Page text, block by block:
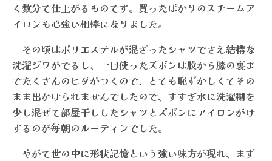
く数分で仕上がるものです。買ったばかりのスチームア
イロンも心強い相棒になりました。
その頃はポリエステルが混ざったシャツでさえ結構な
洗濯ジワがでるし、一日使ったズボンは股から膝の裏ま
でたくさんのヒダがつくので、とても恥ずかしくてその
まま出かけられませんでしたので、すすぎ水に洗濯糊を
少し混ぜて部屋干ししたシャツとズボンにアイロンがけ
するのが毎朝のルーティンでした。
やがて世の中に形状記憶という強い味方が現れ、まず